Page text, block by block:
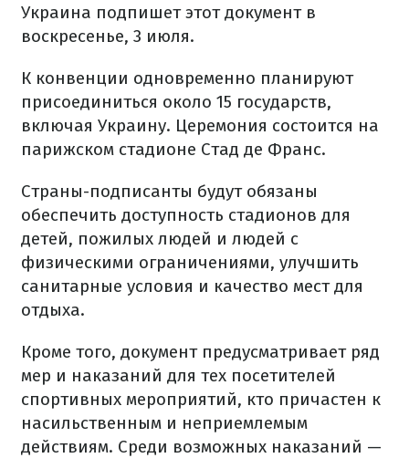
Украина подпишет этот документ в
воскресенье, 3 июля.
К конвенции одновременно планируют
присоединиться около 15 государств,
включая Украину. Церемония состоится на
парижском стадионе Стад де Франс.
Страны-подписанты будут обязаны
обеспечить доступность стадионов для
детей, пожилых людей и людей с
физическими ограничениями, улучшить
санитарные условия и качество мест для
отдыха.
Кроме того, документ предусматривает ряд
мер и наказаний для тех посетителей
спортивных мероприятий, кто причастен к
насильственным и неприемлемым
действиям. Среди возможных наказаний —